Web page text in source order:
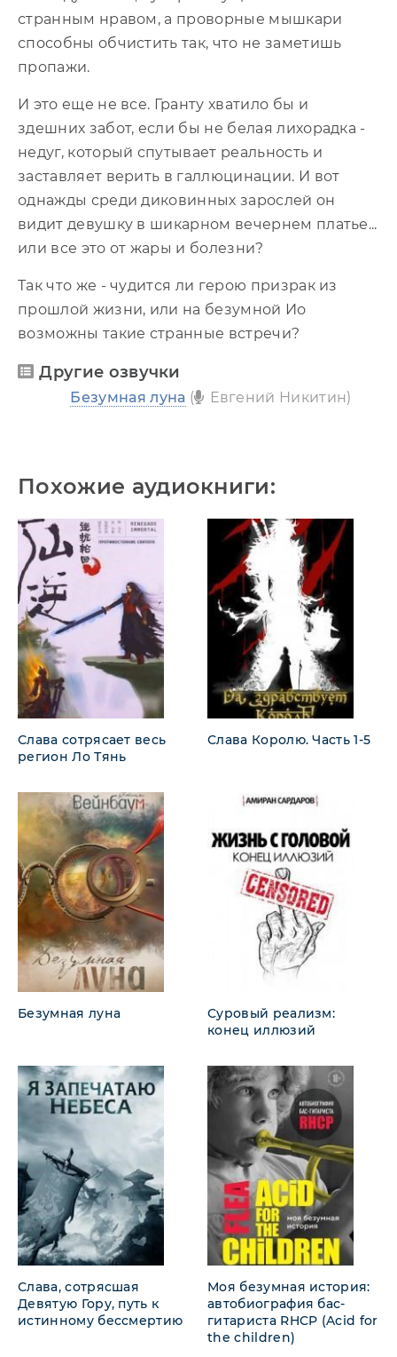
странным нравом, а проворные мышкари
способны обчистить так, что не заметишь
пропажи.
И это еще не все. Гранту хватило бы и
здешних забот, если бы не белая лихорадка -
недуг, который спутывает реальность и
заставляет верить в галлюцинации. И вот
однажды среди диковинных зарослей он
видит девушку в шикарном вечернем платье...
или все это от жары и болезни?
Так что же - чудится ли герою призрак из
прошлой жизни, или на безумной Ио
возможны такие странные встречи?
Другие озвучки
Безумная луна ( Евгений Никитин)
Похожие аудиокниги:
Слава сотрясает весь
регион Ло Тянь
Слава Королю. Часть 1-5
Безумная луна
Суровый реализм:
конец иллюзий
Слава, сотрясшая
Девятую Гору, путь к
истинному бессмертию
Моя безумная история:
автобиография бас-
гитариста RHCP (Acid for
the children)